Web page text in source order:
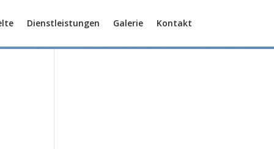
Dienstleistungen Galerie Kontakt